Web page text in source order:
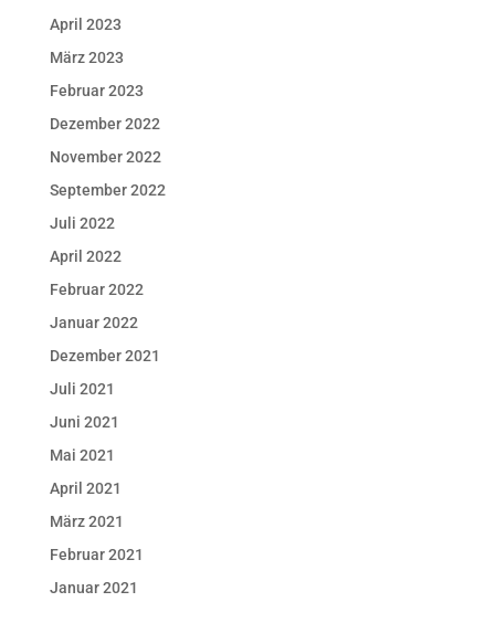
April 2023
März 2023
Februar 2023
Dezember 2022
November 2022
September 2022
Juli 2022
April 2022
Februar 2022
Januar 2022
Dezember 2021
Juli 2021
Juni 2021
Mai 2021
April 2021
März 2021
Februar 2021
Januar 2021